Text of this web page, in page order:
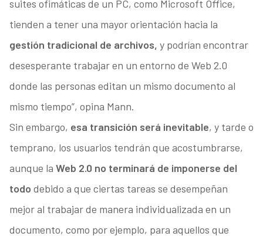
suites ofimáticas de un PC, como Microsoft Office,
tienden a tener una mayor orientación hacia la
gestión tradicional de archivos, y podrían encontrar
desesperante trabajar en un entorno de Web 2.0
donde las personas editan un mismo documento al
mismo tiempo”, opina Mann.
Sin embargo, esa transición será inevitable, y tarde o
temprano, los usuarios tendrán que acostumbrarse,
aunque la Web 2.0 no terminará de imponerse del
todo debido a que ciertas tareas se desempeñan
mejor al trabajar de manera individualizada en un
documento, como por ejemplo, para aquellos que